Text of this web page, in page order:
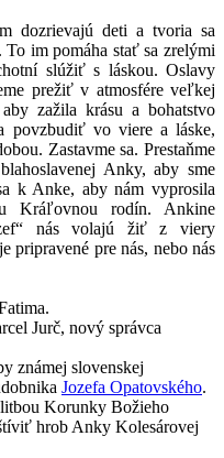
dozrievajú deti a tvoria sa
im pomáha stať sa zrelými
slúžiť s láskou. Oslavy
prežiť v atmosfére veľkej
zažila krásu a bohatstvo
povzbudiť vo viere a láske,
Zastavme sa. Prestaňme
Anky, aby sme
k Anke, aby nám vyprosila
Kráľovnou rodín. Ankine
nás volajú žiť z viery
pripravené pre nás, nebo nás
Jurč, nový správca
známej slovenskej
Jozefa Opatovského.
Korunky Božieho
hrob Anky Kolesárovej